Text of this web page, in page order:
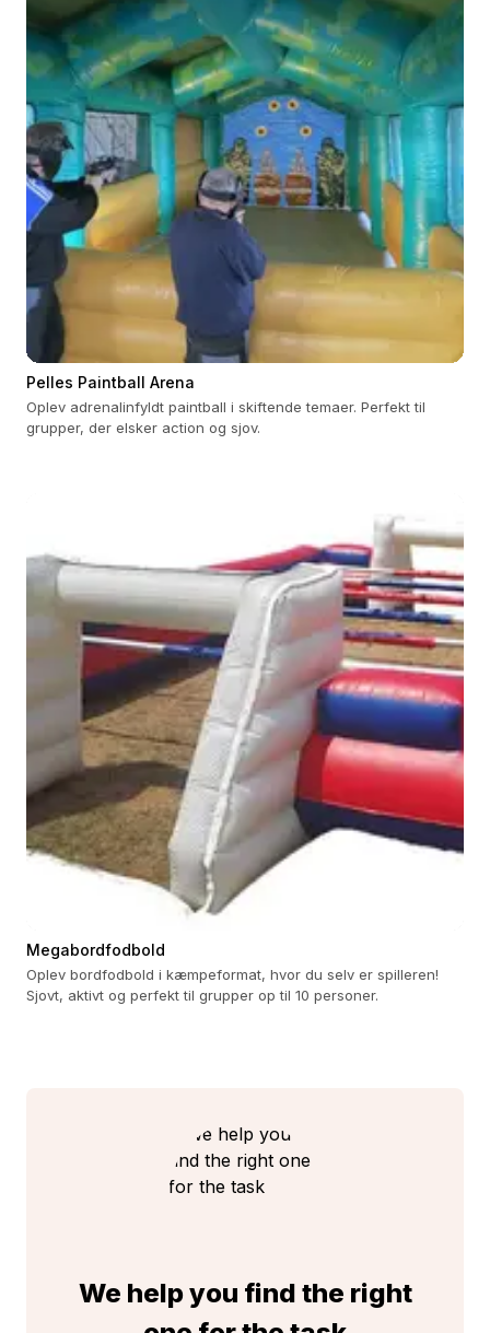
Pelles Paintball Arena
Oplev adrenalinfyldt paintball i skiftende temaer. Perfekt til
grupper, der elsker action og sjov.
Megabordfodbold
Oplev bordfodbold i kæmpeformat, hvor du selv er spilleren!
Sjovt, aktivt og perfekt til grupper op til 10 personer.
We help you find the right